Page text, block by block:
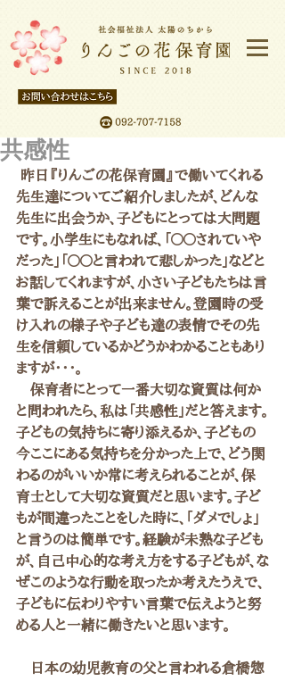
共感性
先生達についてご紹介しましたが、どんな
先生に出会うか、子どもにとっては大問題
です。小学生にもなれば、「〇〇されていや
だった」「〇〇と言われて悲しかった」などと
お話してくれますが、小さい子どもたちは言
葉で訴えることが出来ません。登園時の受
け入れの様子や子ども達の表情でその先
生を信頼しているかどうかわかることもあり
ますが・・・。
保育者にとって一番大切な資質は何か
と問われたら、私は「共感性」だと答えます。
子どもの気持ちに寄り添えるか、子どもの
今ここにある気持ちを分かった上で、どう関
わるのがいいか常に考えられることが、保
育士として大切な資質だと思います。子ど
もが間違ったことをした時に、｢ダメでしょ」
と言うのは簡単です。経験が未熟な子ども
が、自己中心的な考え方をする子どもが、な
ぜこのような行動を取ったか考えたうえで、
子どもに伝わりやすい言葉で伝えようと努
める人と一緒に働きたいと思います。
日本の幼児教育の父と言われる倉橋惣